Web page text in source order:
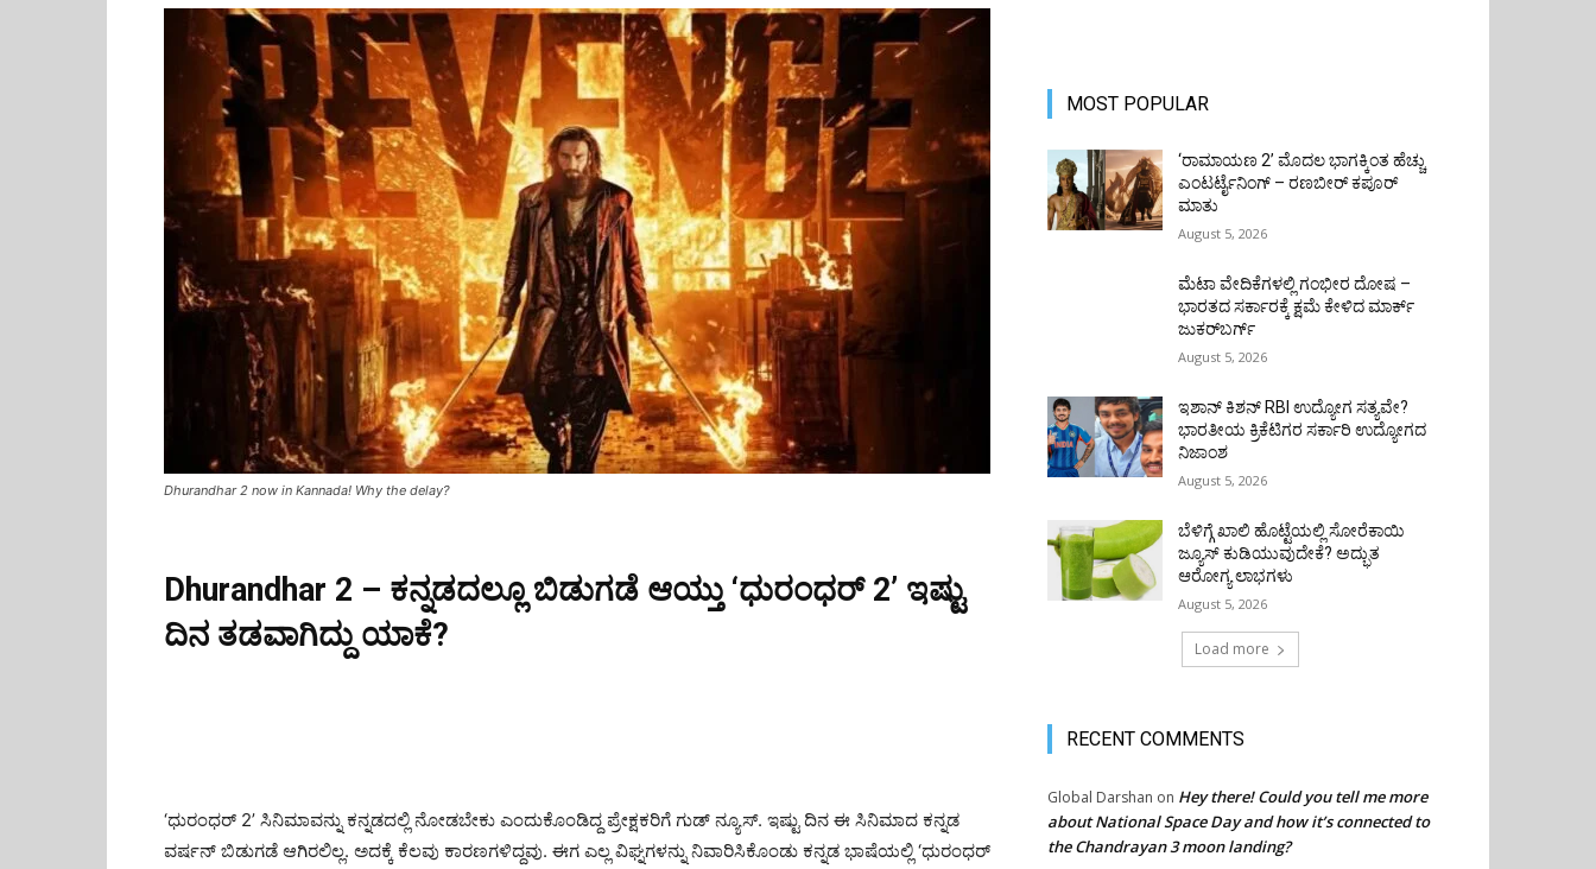
Dhurandhar 2 now in Kannada! Why the delay?
Dhurandhar 2 – ಕನ್ನಡದಲ್ಲೂ ಬಿಡುಗಡೆ ಆಯ್ತು ‘ಧುರಂಧರ್ 2’ ಇಷ್ಟು
ದಿನ ತಡವಾಗಿದ್ದು ಯಾಕೆ?
‘ಧುರಂಧರ್ 2’ ಸಿನಿಮಾವನ್ನು ಕನ್ನಡದಲ್ಲಿ ನೋಡಬೇಕು ಎಂದುಕೊಂಡಿದ್ದ ಪ್ರೇಕ್ಷಕರಿಗೆ ಗುಡ್ ನ್ಯೂಸ್. ಇಷ್ಟು ದಿನ ಈ ಸಿನಿಮಾದ ಕನ್ನಡ
ವರ್ಷನ್ ಬಿಡುಗಡೆ ಆಗಿರಲಿಲ್ಲ. ಅದಕ್ಕೆ ಕೆಲವು ಕಾರಣಗಳಿದ್ದವು. ಈಗ ಎಲ್ಲ ವಿಘ್ನಗಳನ್ನು ನಿವಾರಿಸಿಕೊಂಡು ಕನ್ನಡ ಭಾಷೆಯಲ್ಲಿ ‘ಧುರಂಧರ್
MOST POPULAR
‘ರಾಮಾಯಣ 2’ ಮೊದಲ ಭಾಗಕ್ಕಿಂತ ಹೆಚ್ಚು
ಎಂಟರ್ಟೈನಿಂಗ್ – ರಣಬೀರ್ ಕಪೂರ್
ಮಾತು
August 5, 2026
ಮೆಟಾ ವೇದಿಕೆಗಳಲ್ಲಿ ಗಂಭೀರ ದೋಷ –
ಭಾರತದ ಸರ್ಕಾರಕ್ಕೆ ಕ್ಷಮೆ ಕೇಳಿದ ಮಾರ್ಕ್
ಜುಕರ್‌ಬರ್ಗ್
August 5, 2026
ಇಶಾನ್ ಕಿಶನ್ RBI ಉದ್ಯೋಗ ಸತ್ಯವೇ?
ಭಾರತೀಯ ಕ್ರಿಕೆಟಿಗರ ಸರ್ಕಾರಿ ಉದ್ಯೋಗದ
ನಿಜಾಂಶ
August 5, 2026
ಬೆಳಿಗ್ಗೆ ಖಾಲಿ ಹೊಟ್ಟೆಯಲ್ಲಿ ಸೋರೆಕಾಯಿ
ಜ್ಯೂಸ್ ಕುಡಿಯುವುದೇಕೆ? ಅದ್ಭುತ
ಆರೋಗ್ಯ ಲಾಭಗಳು
August 5, 2026
Load more
RECENT COMMENTS
Global Darshan on Hey there! Could you tell me more
about National Space Day and how it’s connected to
the Chandrayan 3 moon landing?